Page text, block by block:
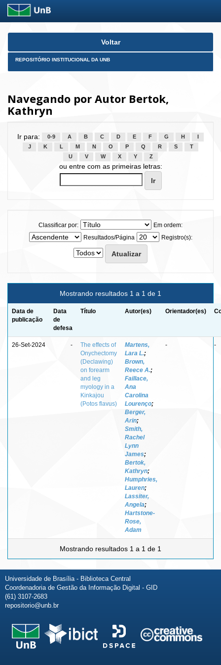
Skip
Voltar
REPOSITÓRIO INSTITUCIONAL DA UNB
Navegando por Autor Bertok,
Kathryn
Ir para: 0-9 A B C D E F G H
J
K L M N O P Q R S
T
U
V W X Y Z
ou entre com as primeiras letras:
Classificar por:
Em ordem:
Resultados/Página
Registro(s):
Mostrando resultados 1 a 1 de 1
Data de
publicação
Data
de
defesa
Título Autor(es) Orientador(es)
26-Set-2024 -
The effects of
Onychectomy
(Declawing)
on forearm
and leg
myology in a
Kinkajou
(Potos flavus)
Martens,
Lara L.;
Brown,
Reece A.;
Faillace,
Ana
Carolina
Lourenço;
Berger,
Arin;
Smith,
Rachel
Lynn
James;
Bertok,
Kathryn;
Humphries,
Lauren;
Lassiter,
Angela;
Hartstone-
Rose,
Adam
- -
Mostrando resultados 1 a 1 de 1
Universidade de Brasília - Biblioteca Central
Coordenadoria de Gestão da Informação Digital - GID
(61) 3107-2683
repositorio@unb.br